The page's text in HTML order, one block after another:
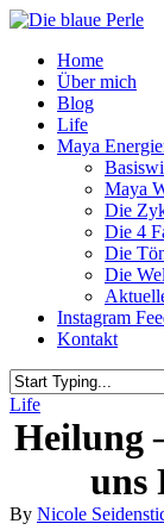
Skip
main
content
Menu
Home
Über mich
Blog
Life
Maya
Maya
Die
Die 4
Die
Die
Instagram
Kontakt
Close
Search
Life
Heilung
uns
By Nicole